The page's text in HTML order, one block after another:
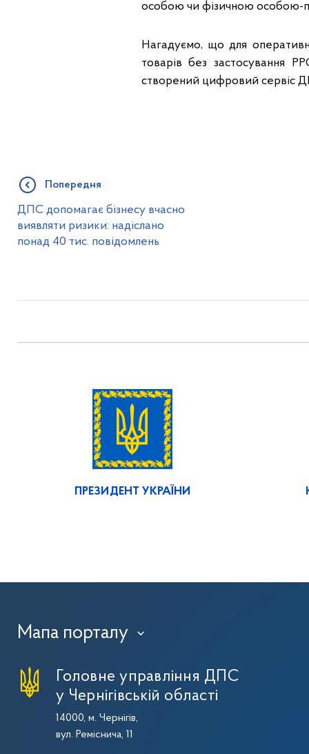
особою чи фізичною особою-
Нагадуємо, що для
товарів без застосування
створений цифровий сервіс
Попередня
ДПС допомагає бізнесу вчасно
виявляти ризики: надіслано
понад 40 тис. повідомлень
ПРЕЗИДЕНТ УКРАЇНИ
Мапа порталу ›
Головне управління ДПС
у Чернігівській області
14000, м. Чернігів,
вул. Реміснича, 11